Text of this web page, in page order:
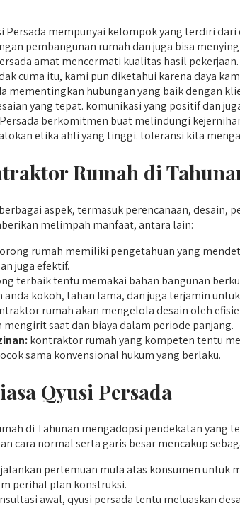
Persada mempunyai kelompok yang terdiri
pembangunan rumah dan juga bisa
amat mencermati kualitas hasil
cuma itu, kami pun diketahui karena daya
mementingkan hubungan yang baik dengan
yang tepat. komunikasi yang positif dan
berkomitmen buat melindungi
etika ahli yang tinggi. toleransi kita
Rumah di
aspek, termasuk perencanaan,
melimpah manfaat, antara lain:
rumah memiliki pengetahuan yang
juga efektif.
terbaik tentu memakai bahan bangunan
kokoh, tahan lama, dan juga terjamin
rumah akan mengelola desain oleh
mengirit saat dan biaya dalam periode panjang.
kontraktor rumah yang kompeten tentu
sama konvensional hukum yang berlaku.
Qyusi Persada
di Tahunan mengadopsi pendekatan
cara normal serta garis besar mencakup
pertemuan mula atas konsumen
perihal plan konstruksi.
awal, qyusi persada tentu meluaskan